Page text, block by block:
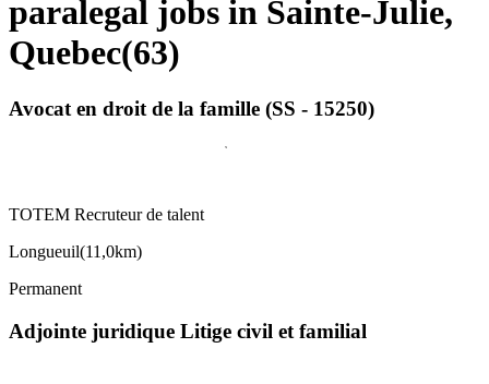
paralegal jobs in Sainte-Julie,
Quebec(63)
Avocat en droit de la famille (SS - 15250)
TOTEM Recruteur de talent
Longueuil(11,0km)
Permanent
Adjointe juridique Litige civil et familial